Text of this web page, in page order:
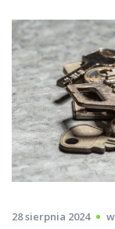
28 sierpnia 2024 w